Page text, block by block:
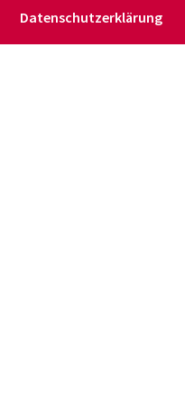
Daten­schutz­er­klärung